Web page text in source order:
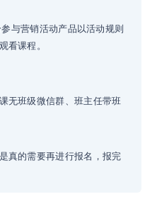
造OEM⾃有品牌朝暮牧场、
下饭系列等产品，同时总结
营销⽅法。 2022年7⽉28
糖、Mcake、⾁鲜鲜等。
与营销活动产品以活动规则
看课程。
无班级微信群、班主任带班
真的需要再进行报名，报完